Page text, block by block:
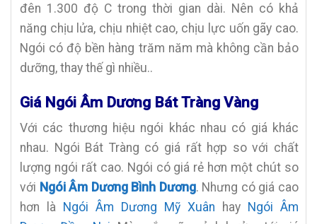
đên 1.300 độ C trong thời gian dài. Nên có khả
năng chịu lửa, chịu nhiệt cao, chịu lực uốn gãy cao.
Ngói có độ bền hàng trăm năm mà không cần bảo
dưỡng, thay thế gì nhiều..
Giá Ngói Âm Dương Bát Tràng Vàng
Với các thương hiệu ngói khác nhau có giá khác
nhau. Ngói Bát Tràng có giá rất hợp so với chất
lượng ngói rất cao. Ngói có giá rẻ hơn một chút so
với Ngói Âm Dương Bình Dương. Nhưng có giá cao
hơn là Ngói Âm Dương Mỹ Xuân hay Ngói Âm